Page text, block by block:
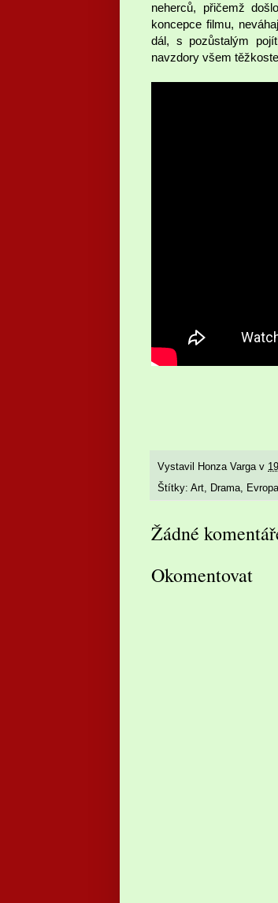
neherců, přičemž
koncepce filmu,
dál, s pozůstalým
navzdory všem
Vystavil Honza Varga v
Štítky: Art Drama Evropa
Žádné
Okomentovat